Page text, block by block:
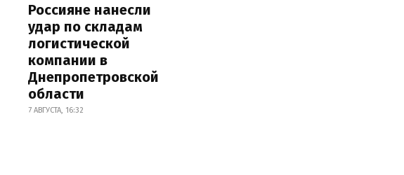
Россияне нанесли
удар по складам
логистической
компании в
Днепропетровской
области
7 АВГУСТА, 16:32